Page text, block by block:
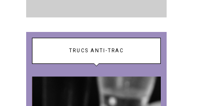
TRUCS ANTI-TRAC